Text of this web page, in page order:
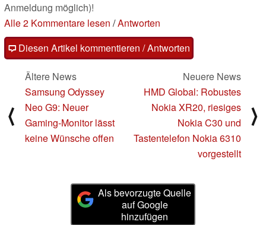
Anmeldung möglich)!
Alle 2 Kommentare lesen /Antworten
Diesen Artikel kommentieren / Antworten
⟨
Ältere News
Samsung Odyssey
Neo G9: Neuer
Gaming-Monitor lässt
keine Wünsche offen
Neuere News
HMD Global: Robustes
Nokia XR20, riesiges
Nokia C30 und
Tastentelefon Nokia 6310
vorgestellt
⟩
Als bevorzugte Quelle
auf Google
hinzufügen